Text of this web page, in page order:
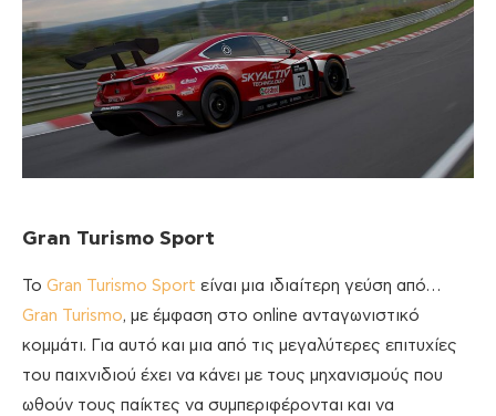
Gran Turismo Sport
Το Gran Turismo Sport είναι μια ιδιαίτερη γεύση από…
Gran Turismo, με έμφαση στο online ανταγωνιστικό
κομμάτι. Για αυτό και μια από τις μεγαλύτερες επιτυχίες
του παιχνιδιού έχει να κάνει με τους μηχανισμούς που
ωθούν τους παίκτες να συμπεριφέρονται και να